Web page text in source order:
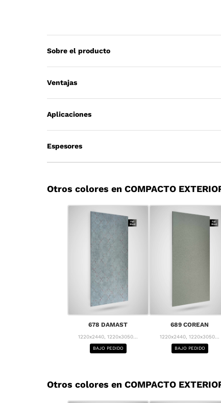
Sobre el producto
Ventajas
Aplicaciones
Espesores
Otros colores en COMPACTO
678 DAMAST
1220x2440, 1220x3050...
BAJO PEDIDO
689 COREAN
1220x2440, 1220x3050...
BAJO PEDIDO
Otros colores en COMPACTO